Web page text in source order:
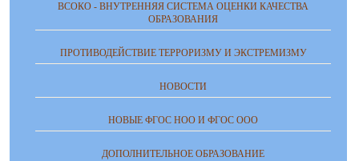
ВСОКО - ВНУТРЕННЯЯ СИСТЕМА ОЦЕНКИ КАЧЕСТВА
ОБРАЗОВАНИЯ
ПРОТИВОДЕЙСТВИЕ ТЕРРОРИЗМУ И ЭКСТРЕМИЗМУ
НОВОСТИ
НОВЫЕ ФГОС НОО И ФГОС ООО
ДОПОЛНИТЕЛЬНОЕ ОБРАЗОВАНИЕ